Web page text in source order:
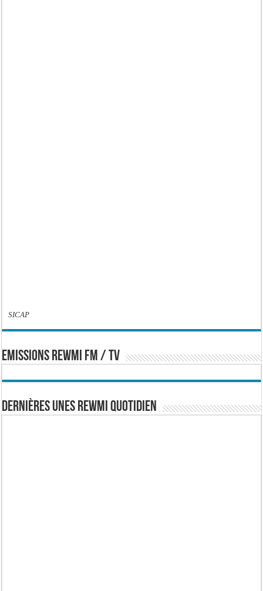
SICAP
EMISSIONS REWMI FM / TV
Dernières Unes Rewmi Quotidien